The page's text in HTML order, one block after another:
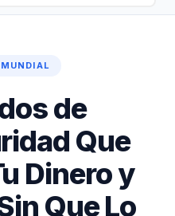
de
Que
Dinero y
Que Lo